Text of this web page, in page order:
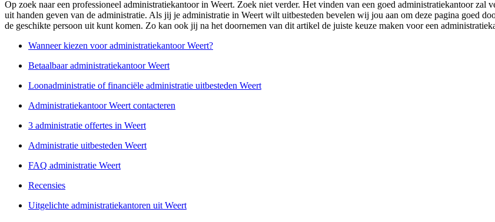
Op zoek naar een professioneel administratiekantoor in Weert. Zoek niet verder. Het vinden van een goed administratiekantoor zal
uit handen geven van de administratie. Als jij je administratie in Weert wilt uitbesteden bevelen wij jou aan om deze pagina goed
de geschikte persoon uit kunt komen. Zo kan ook jij na het doornemen van dit artikel de juiste keuze maken voor een
Wanneer kiezen voor administratiekantoor Weert?
Betaalbaar administratiekantoor Weert
Loonadministratie of financiële administratie uitbesteden Weert
Administratiekantoor Weert contacteren
3 administratie offertes in Weert
Administratie uitbesteden Weert
FAQ administratie Weert
Recensies
Uitgelichte administratiekantoren uit Weert